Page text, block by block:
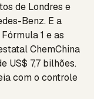
de Londres e
Benz. E a
1 e as
ChemChina
US$ 7,7 bilhões.
com o controle